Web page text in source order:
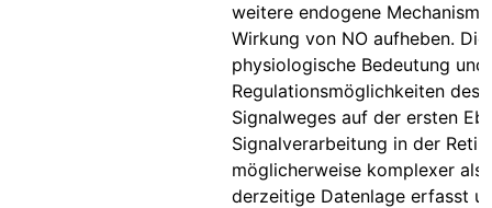
weitere endogene
Wirkung von NO aufheben. Die
physiologische Bedeutung und
Regulationsmöglichkeiten des
Signalweges auf der ersten
Signalverarbeitung in der
möglicherweise komplexer als
derzeitige Datenlage erfasst